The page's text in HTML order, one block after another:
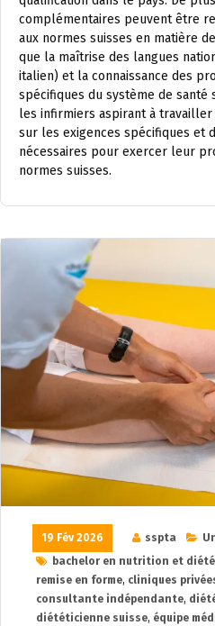
complémentaires peuvent être
aux normes suisses en matière
que la maîtrise des langues
italien) et la connaissance des
spécifiques du système de
les infirmiers aspirant à
sur les exigences spécifiques et
nécessaires pour exercer leur
normes suisses.
19 Fév 2026 sspta
bachelor en nutrition et
remise en forme, cliniques
consultante indépendante,
diététicienne suisse, équipe